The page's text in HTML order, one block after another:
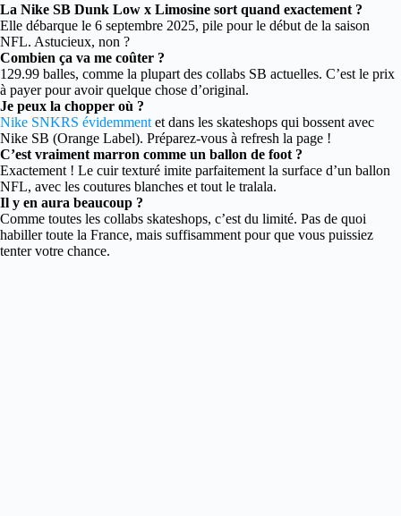
La Nike SB Dunk Low x Limosine sort quand exactement ?
Elle débarque le 6 septembre 2025, pile pour le début de la saison
NFL. Astucieux, non ?
Combien ça va me coûter ?
129.99 balles, comme la plupart des collabs SB actuelles. C’est le prix
à payer pour avoir quelque chose d’original.
Je peux la chopper où ?
Nike SNKRS évidemment et dans les skateshops qui bossent avec
Nike SB (Orange Label). Préparez-vous à refresh la page !
C’est vraiment marron comme un ballon de foot ?
Exactement ! Le cuir texturé imite parfaitement la surface d’un ballon
NFL, avec les coutures blanches et tout le tralala.
Il y en aura beaucoup ?
Comme toutes les collabs skateshops, c’est du limité. Pas de quoi
habiller toute la France, mais suffisamment pour que vous puissiez
tenter votre chance.